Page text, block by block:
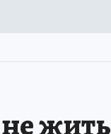
жить